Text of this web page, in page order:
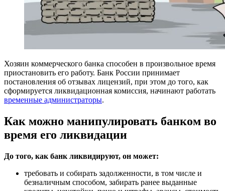
Хозяин коммерческого банка способен в произвольное время
приостановить его работу. Банк России принимает
постановления об отзывах лицензий, при этом до того, как
сформируется ликвидационная комиссия, начинают работать
временные администраторы.
Как можно манипулировать банком во
время его ликвидации
До того, как банк ликвидируют, он может:
требовать и собирать задолженности, в том числе и
безналичным способом, забирать ранее выданные